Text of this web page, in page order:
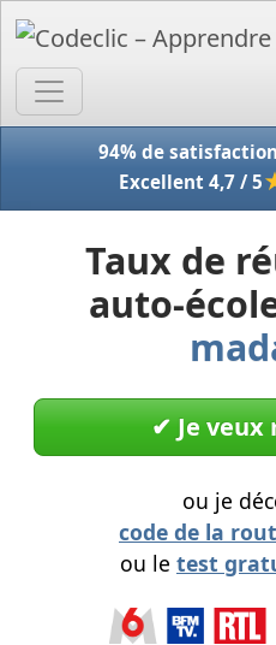
94% de
Excellent 4,7 / 5
Taux de
auto-
✔︎ Je veux
ou je
code de la
ou le test